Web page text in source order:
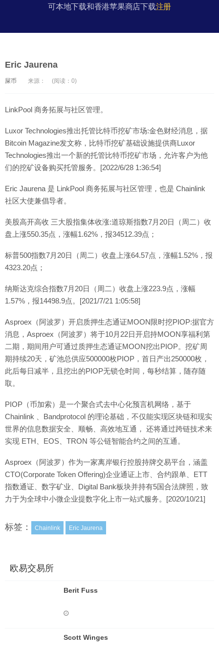
可本地下载和香港苹果商店下载注册
Eric Jaurena
屎币 来源： (阅读：0)
LinkPool 商务拓展与社区管理。
Luxor Technologies推出托管比特币挖矿市场:金色财经消息，据
Bitcoin Magazine发文称，比特币挖矿基础设施提供商Luxor
Technologies推出一个新的托管比特币挖矿市场，允许客户为他
们的挖矿设备购买托管服务。[2022/6/28 1:36:54]
Eric Jaurena 是 LinkPool 商务拓展与社区管理，也是 Chainlink
社区大使兼倡导者。
美股高开高收 三大股指集体收涨:道琼斯指数7月20日（周二）收
盘上涨550.35点，涨幅1.62%，报34512.39点；
标普500指数7月20日（周二）收盘上涨64.57点，涨幅1.52%，报
4323.20点；
纳斯达克综合指数7月20日（周二）收盘上涨223.9点，涨幅
1.57%，报14498.9点。[2021/7/21 1:05:58]
Asproex（阿波罗）开启质押生态通证MOON限时挖PIOP:据官方
消息，Asproex（阿波罗）将于10月22日开启持MOON享福利第
二期，期间用户可通过质押生态通证MOON挖出PIOP。挖矿周
期持续20天，矿池总供应500000枚PIOP，首日产出250000枚，
此后每日减半，且挖出的PIOP无锁仓时间，每秒结算，随存随
取。
PIOP（币加索）是一个聚合式去中心化预言机网络，基于
Chainlink 、Bandprotocol 的理论基础，不仅能实现区块链和现实
世界的信息数据安全、顺畅、高效地互通， 还将通过跨链技术来
实现 ETH、EOS、TRON 等公链智能合约之间的互通。
Asproex（阿波罗）作为一家离岸银行控股持牌交易平台，涵盖
CTO(Corporate Token Offering)企业通证上市、合约跟单、ETT
指数通证、数字矿业、Digital Bank板块并持有5国合法牌照，致
力于为全球中小微企业提数字化上市一站式服务。[2020/10/21]
标签： Chainlink Eric Jaurena
欧易交易所
Berit Fuss
Scott Winges